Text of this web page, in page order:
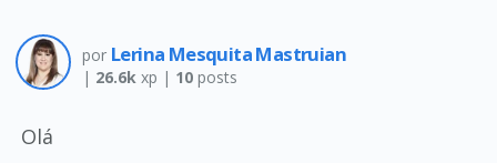
por Lerina Mesquita Mastruian
| 26.6kxp | 10posts
Olá